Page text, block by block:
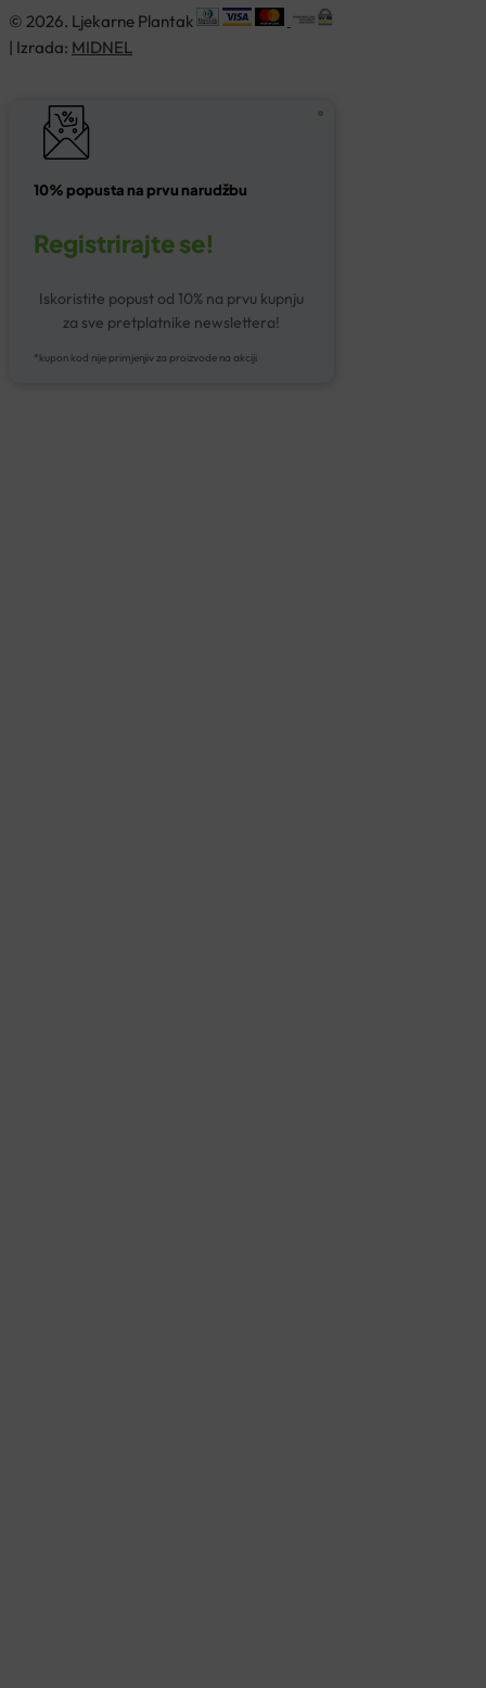
© 2026. Ljekarne Plantak
| Izrada: MIDNEL
10% popusta na prvu narudžbu
Registrirajte se!
Iskoristite popust od 10% na prvu kupnju
za sve pretplatnike newslettera!
*kupon kod nije primjenjiv za proizvode na akciji